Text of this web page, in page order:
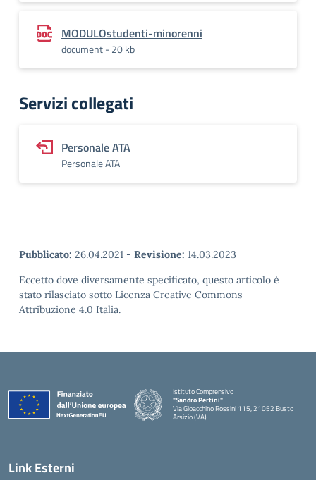
MODULOstudenti-minorenni
document - 20 kb
Servizi collegati
Personale ATA
Personale ATA
Pubblicato: 26.04.2021 - Revisione: 14.03.2023
Eccetto dove diversamente specificato, questo articolo è
stato rilasciato sotto Licenza Creative Commons
Attribuzione 4.0 Italia.
Istituto Comprensivo
"Sandro Pertini"
Via Gioacchino Rossini 115, 21052 Busto
Arsizio (VA)
Link Esterni